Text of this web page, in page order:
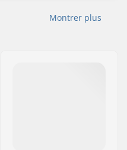
Montrer plus